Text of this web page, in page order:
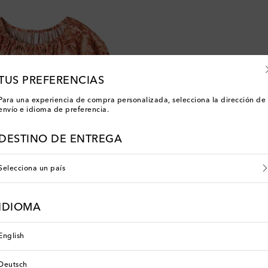
PREFERENCIAS
Para una experiencia de compra personalizada, selecciona la dirección de
e idioma de preferencia.
DESTINO DE ENTREGA
un país
IDIOMA
English
Deutsch